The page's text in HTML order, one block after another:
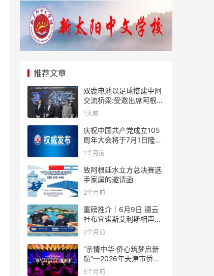
推荐文章
双鹿电池以足球搭建中阿
交流桥梁:受邀出席阿根廷
足协赞助商招待会！
1天前
庆祝中国共产党成立105
周年大会将于7月1日隆重
举行
1个月前
致阿根廷水立方总决赛选
手家属的邀请函
2个月前
重磅推介｜6月9日 德云
社布宜诺斯艾利斯相声专
场！国风曲艺邂逅南美风
结！
2个月前
“亲情中华·侨心筑梦启新
航”—2026年天津市侨界
新春联谊活动成功举办
5个月前